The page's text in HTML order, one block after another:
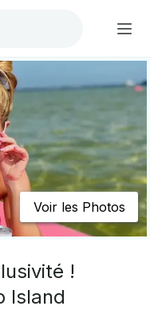
Voir les Photos
!
Island